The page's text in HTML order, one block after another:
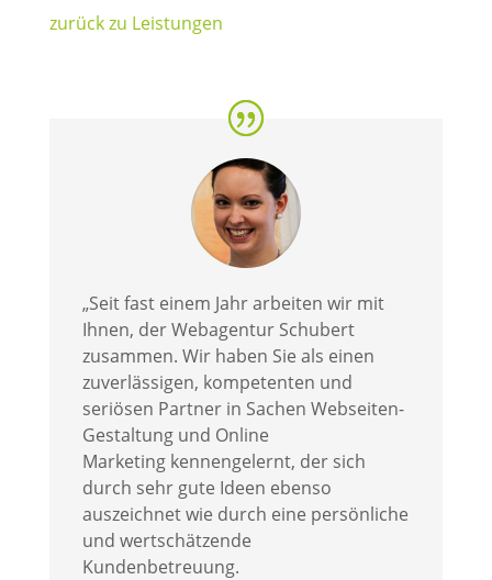
zurück zu Leistungen
„Seit fast einem Jahr arbeiten wir mit
Ihnen, der Webagentur Schubert
zusammen. Wir haben Sie als einen
zuverlässigen, kompetenten und
seriösen Partner in Sachen Webseiten-
Gestaltung und Online
Marketing kennengelernt, der sich
durch sehr gute Ideen ebenso
auszeichnet wie durch eine persönliche
und wertschätzende
Kundenbetreuung.